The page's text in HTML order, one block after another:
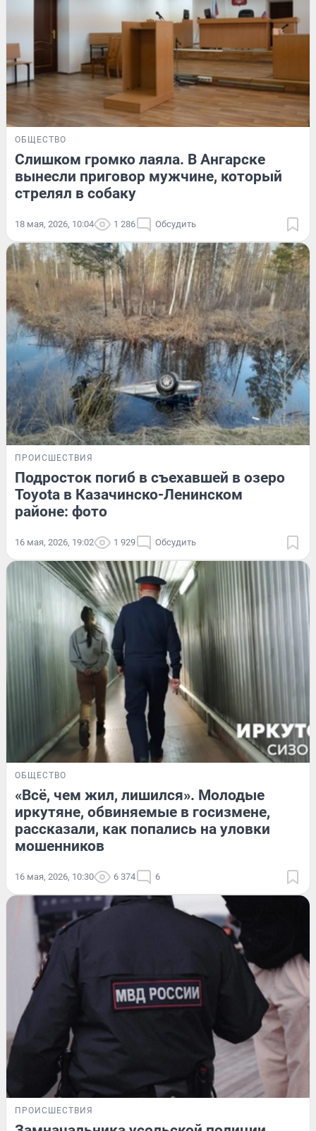
ОБЩЕСТВО
Слишком громко лаяла. В Ангарске
вынесли приговор мужчине, который
стрелял в собаку
18 мая, 2026, 10:04 1 286 Обсудить
ПРОИСШЕСТВИЯ
Подросток погиб в съехавшей в озеро
Toyota в Казачинско-Ленинском
районе: фото
16 мая, 2026, 19:02 1 929 Обсудить
ОБЩЕСТВО
«Всё, чем жил, лишился». Молодые
иркутяне, обвиняемые в госизмене,
рассказали, как попались на уловки
мошенников
16 мая, 2026, 10:30 6 374 6
ПРОИСШЕСТВИЯ